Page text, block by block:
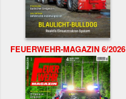
FEUERWEHR-MAGAZIN 6/2026